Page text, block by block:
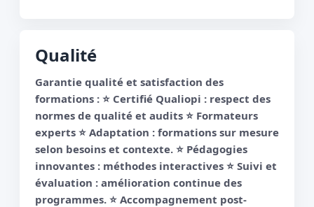
Qualité
Garantie qualité et satisfaction des
formations : ⭐️ Certifié Qualiopi : respect des
normes de qualité et audits ⭐️ Formateurs
experts ⭐️ Adaptation : formations sur mesure
selon besoins et contexte. ⭐️ Pédagogies
innovantes : méthodes interactives ⭐️ Suivi et
évaluation : amélioration continue des
programmes. ⭐️ Accompagnement post-